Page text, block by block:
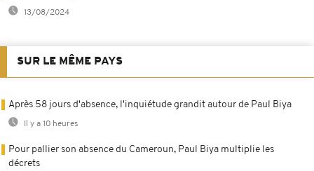
13/08/2024
SUR LE MÊME PAYS
Après 58 jours d'absence, l'inquiétude grandit autour de Paul Biya
Il y a 10 heures
Pour pallier son absence du Cameroun, Paul Biya multiplie les
décrets